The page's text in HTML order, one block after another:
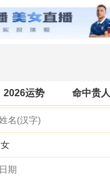
全国天气
2026运势 命中贵人
女